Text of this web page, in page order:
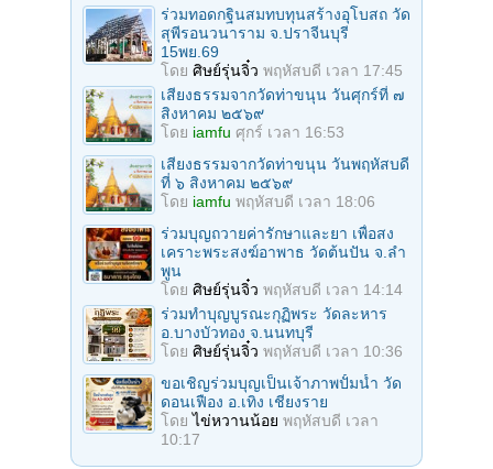
ร่วมทอดกฐินสมทบทุนสร้างอุโบสถ วัด
สุพีรอนวนาราม จ.ปราจีนบุรี
15พย.69
โดย ศิษย์รุ่นจิ๋ว พฤหัสบดี เวลา 17:45
เสียงธรรมจากวัดท่าขนุน วันศุกร์ที่ ๗
สิงหาคม ๒๕๖๙
โดย iamfu ศุกร์ เวลา 16:53
เสียงธรรมจากวัดท่าขนุน วันพฤหัสบดี
ที่ ๖ สิงหาคม ๒๕๖๙
โดย iamfu พฤหัสบดี เวลา 18:06
ร่วมบุญถวายค่ารักษาและยา เพื่อสง
เคราะพระสงฆ์อาพาธ วัดต้นปัน จ.ลํา
พูน
โดย ศิษย์รุ่นจิ๋ว พฤหัสบดี เวลา 14:14
ร่วมทําบุญบูรณะกุฏิพระ วัดละหาร
อ.บางบัวทอง จ.นนทบุรี
โดย ศิษย์รุ่นจิ๋ว พฤหัสบดี เวลา 10:36
ขอเชิญร่วมบุญเป็นเจ้าภาพปั้มน้ำ วัด
ดอนเฟือง อ.เทิง เชียงราย
โดยไข่หวานน้อย พฤหัสบดี เวลา
10:17